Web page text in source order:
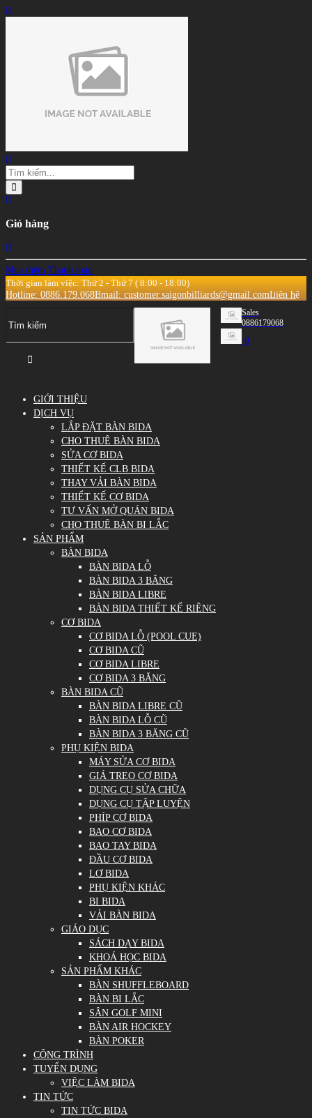
Giỏ hàng
Mua thêm Thanh toán
Thời gian làm việc: Thứ 2 - Thứ 7 ( 8:00 - 18:00)
Hotline: 0886.179.068Email: customer.saigonbilliards@gmail.comLiên hệ
Sales
0886179068
0
GIỚI THIỆU
DỊCH VỤ
LẮP ĐẶT BÀN BIDA
CHO THUÊ BÀN BIDA
SỬA CƠ BIDA
THIẾT KẾ CLB BIDA
THAY VẢI BÀN BIDA
THIẾT KẾ CƠ BIDA
TƯ VẤN MỞ QUÁN BIDA
CHO THUÊ BÀN BI LẮC
SẢN PHẨM
BÀN BIDA
BÀN BIDA LỖ
BÀN BIDA 3 BĂNG
BÀN BIDA LIBRE
BÀN BIDA THIẾT KẾ RIÊNG
CƠ BIDA
CƠ BIDA LỖ (POOL CUE)
CƠ BIDA CŨ
CƠ BIDA LIBRE
CƠ BIDA 3 BĂNG
BÀN BIDA CŨ
BÀN BIDA LIBRE CŨ
BÀN BIDA LỖ CŨ
BÀN BIDA 3 BĂNG CŨ
PHỤ KIỆN BIDA
MÁY SỬA CƠ BIDA
GIÁ TREO CƠ BIDA
DỤNG CỤ SỬA CHỮA
DỤNG CỤ TẬP LUYỆN
PHÍP CƠ BIDA
BAO CƠ BIDA
BAO TAY BIDA
ĐẦU CƠ BIDA
LƠ BIDA
PHỤ KIỆN KHÁC
BI BIDA
VẢI BÀN BIDA
GIÁO DỤC
SÁCH DẠY BIDA
KHOÁ HỌC BIDA
SẢN PHẨM KHÁC
BÀN SHUFFLEBOARD
BÀN BI LẮC
SÂN GOLF MINI
BÀN AIR HOCKEY
BÀN POKER
CÔNG TRÌNH
TUYỂN DỤNG
VIỆC LÀM BIDA
TIN TỨC
TIN TỨC BIDA